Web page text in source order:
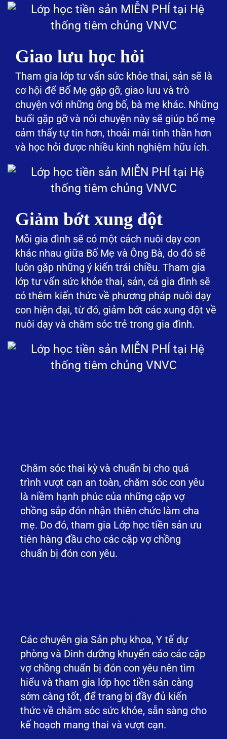
Giao lưu học hỏi
Tham gia lớp tư vấn sức khỏe thai, sản sẽ là
cơ hội để Bố Mẹ gặp gỡ, giao lưu và trò
chuyện với những ông bố, bà mẹ khác. Những
buổi gặp gỡ và nói chuyện này sẽ giúp bố mẹ
cảm thấy tự tin hơn, thoải mái tinh thần hơn
và học hỏi được nhiều kinh nghiệm hữu ích.
Giảm bớt xung đột
Mỗi gia đình sẽ có một cách nuôi dạy con
khác nhau giữa Bố Mẹ và Ông Bà, do đó sẽ
luôn gặp những ý kiến trái chiều. Tham gia
lớp tư vấn sức khỏe thai, sản, cả gia đình sẽ
có thêm kiến thức về phương pháp nuôi dạy
con hiện đại, từ đó, giảm bớt các xung đột về
nuôi dạy và chăm sóc trẻ trong gia đình.
Chăm sóc thai kỳ và chuẩn bị cho quá
trình vượt cạn an toàn, chăm sóc con yêu
là niềm hạnh phúc của những cặp vợ
chồng sắp đón nhận thiên chức làm cha
mẹ. Do đó, tham gia Lớp học tiền sản ưu
tiên hàng đầu cho các cặp vợ chồng
chuẩn bị đón con yêu.
Các chuyên gia Sản phụ khoa, Y tế dự
phòng và Dinh dưỡng khuyến cáo các cặp
vợ chồng chuẩn bị đón con yêu nên tìm
hiểu và tham gia lớp học tiền sản càng
sớm càng tốt, để trang bị đầy đủ kiến
thức về chăm sóc sức khỏe, sẵn sàng cho
kế hoạch mang thai và vượt cạn.